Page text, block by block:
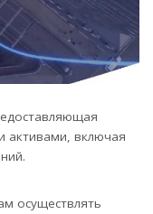
активами, включая
осуществлять